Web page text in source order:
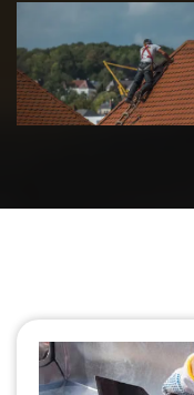
Urgence fuite
de toiture 39
Jura